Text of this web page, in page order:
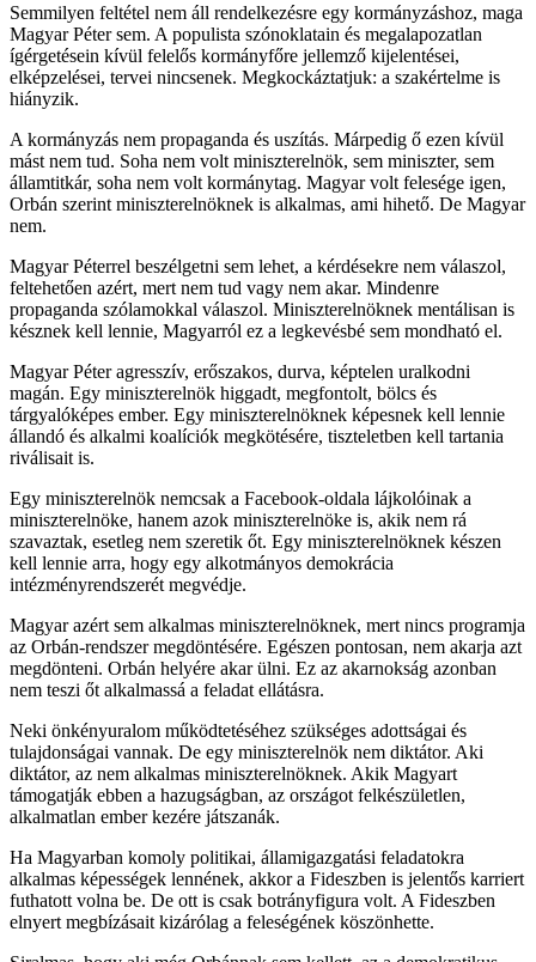
Semmilyen feltétel nem áll rendelkezésre egy kormányzáshoz, maga
Magyar Péter sem. A populista szónoklatain és megalapozatlan
ígérgetésein kívül felelős kormányfőre jellemző kijelentései,
elképzelései, tervei nincsenek. Megkockáztatjuk: a szakértelme is
hiányzik.
A kormányzás nem propaganda és uszítás. Márpedig ő ezen kívül
mást nem tud. Soha nem volt miniszterelnök, sem miniszter, sem
államtitkár, soha nem volt kormánytag. Magyar volt felesége igen,
Orbán szerint miniszterelnöknek is alkalmas, ami hihető. De Magyar
nem.
Magyar Péterrel beszélgetni sem lehet, a kérdésekre nem válaszol,
feltehetően azért, mert nem tud vagy nem akar. Mindenre
propaganda szólamokkal válaszol. Miniszterelnöknek mentálisan is
késznek kell lennie, Magyarról ez a legkevésbé sem mondható el.
Magyar Péter agresszív, erőszakos, durva, képtelen uralkodni
magán. Egy miniszterelnök higgadt, megfontolt, bölcs és
tárgyalóképes ember. Egy miniszterelnöknek képesnek kell lennie
állandó és alkalmi koalíciók megkötésére, tiszteletben kell tartania
riválisait is.
Egy miniszterelnök nemcsak a Facebook-oldala lájkolóinak a
miniszterelnöke, hanem azok miniszterelnöke is, akik nem rá
szavaztak, esetleg nem szeretik őt. Egy miniszterelnöknek készen
kell lennie arra, hogy egy alkotmányos demokrácia
intézményrendszerét megvédje.
Magyar azért sem alkalmas miniszterelnöknek, mert nincs programja
az Orbán-rendszer megdöntésére. Egészen pontosan, nem akarja azt
megdönteni. Orbán helyére akar ülni. Ez az akarnokság azonban
nem teszi őt alkalmassá a feladat ellátásra.
Neki önkényuralom működtetéséhez szükséges adottságai és
tulajdonságai vannak. De egy miniszterelnök nem diktátor. Aki
diktátor, az nem alkalmas miniszterelnöknek. Akik Magyart
támogatják ebben a hazugságban, az országot felkészületlen,
alkalmatlan ember kezére játszanák.
Ha Magyarban komoly politikai, államigazgatási feladatokra
alkalmas képességek lennének, akkor a Fideszben is jelentős karriert
futhatott volna be. De ott is csak botrányfigura volt. A Fideszben
elnyert megbízásait kizárólag a feleségének köszönhette.